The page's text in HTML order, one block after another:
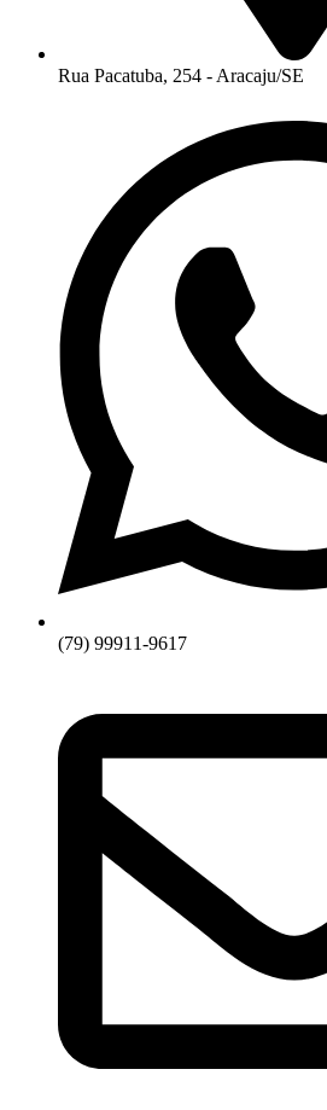
Rua Pacatuba, 254 - Aracaju/SE
(79) 99911-9617